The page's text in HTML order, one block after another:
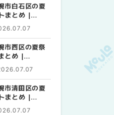
市白石区の夏
まとめ |
西区の夏祭
とめ |
市清田区の夏
まとめ |
2026年夏 札幌市西区の夏祭
り・イベントまとめ |
13
【2026年最新】札幌のおすす
めビアガーデン｜オープン日
順に徹底紹介！大通公園から
穴場テラスまで | MouLa
HOKKAIDO
24
2026年夏 札幌市白石区の夏
祭り・イベントまとめ |
9
【2026年最新】札幌のおすす
めビアガーデン｜オープン日
穴場テラスまで | MouLa
HOKKAIDO
24
2026年夏 札幌市北区の夏祭
り・イベントまとめ |
9
2026年夏 札幌市白石区の夏
祭り・イベントまとめ |
9